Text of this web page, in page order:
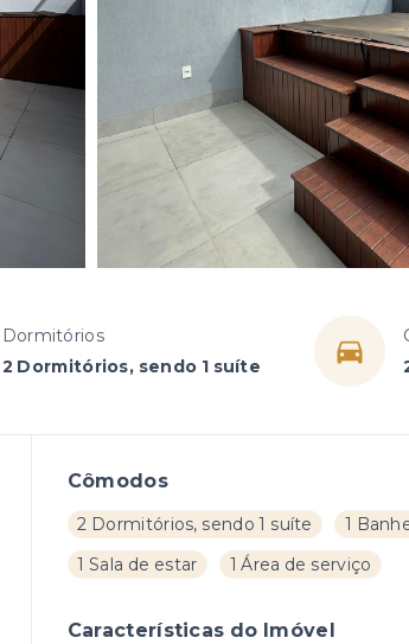
Dormitórios
2 Dormitórios, sendo 1 suíte
Cômodos
2 Dormitórios, sendo 1 suíte 1
1 Sala de estar
1 Área de serviço
Características do Imóvel